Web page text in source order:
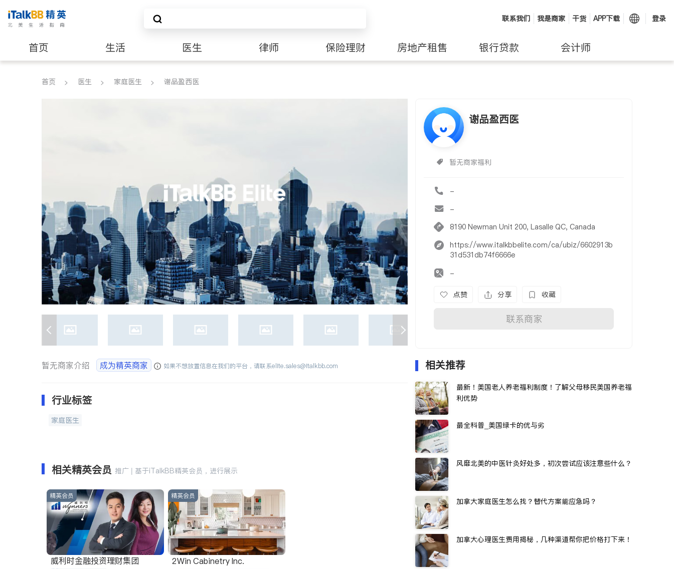
联系我们 我是商家 干货 APP下载 登录
首页 生活 医生 律师 保险理财 房地产租售 银行贷款 会计师
建筑装修
首页 医生 家庭医生 谢品盈西医
谢品盈西医
暂无商家福利
-
-
8190 Newman Unit 200, Lasalle QC, Canada
https://www.italkbbelite.com/ca/ubiz/6602913b
31d531db74f6666e
-
点赞 分享 收藏
联系商家
暂无商家介绍 成为精英商家 如果不想放置信息在我们的平台，请联系elite.sales@italkbb.com
行业标签
家庭医生
相关精英会员 推广 | 基于iTalkBB精英会员，进行展示
精英会员
威利时金融投资理财集团
精英会员
2Win Cabinetry Inc.
相关推荐
最新！美国老人养老福利制度！了解父母移民美国养老福
利优势
最全科普_美国绿卡的优与劣
风靡北美的中医针灸好处多，初次尝试应该注意些什么？
加拿大家庭医生怎么找？替代方案能应急吗？
加拿大心理医生费用揭秘，几种渠道帮你把价格打下来！